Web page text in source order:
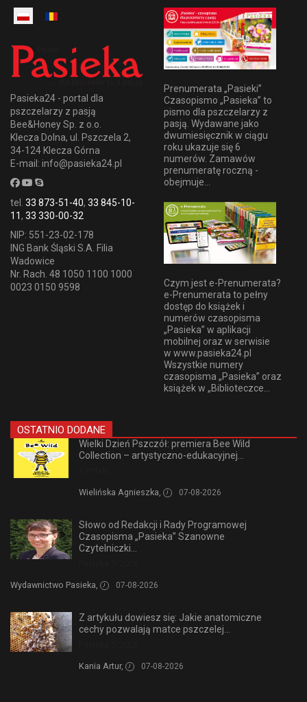
Pasieka24 - portal dla
pszczelarzy z pasją
Bee&Honey Sp. z o.o.
Klecza Dolna, ul. Pszczela 2,
34-124 Klecza Górna
E-mail: info@pasieka24.pl
tel. 33 873-51-40, 33 845-10-
11, 33 330-00-32
NIP: 551-23-02-178
ING Bank Śląski S.A. Filia
Wadowice
Nr. Rach. 48 1050 1100 1000
0023 0150 9598
Prenumerata „Pasieki”
Czasopismo „Pasieka” to
pismo dla pszczelarzy z
pasją. Wydawane jako
dwumiesięcznik w ciągu
roku ukazuje się 6
numerów. Zamawów
prenumeratę roczną -
obejmuje...
Czym jest e-Prenumerata?
e-Prenumerata to pełny
dostęp do książek i
numerów czasopisma
„Pasieka” w aplikacji
mobilnej oraz w serwisie
w www.pasieka24.pl
Wszystkie numery
czasopisma „Pasieka” oraz
książek w „Biblioteczce...
OSTATNIO DODANE
Wielki Dzień Pszczół: premiera Bee Wild
Collection – artystyczno-edukacyjnej...
Wielińska Agnieszka, 07-08-2026
Słowo od Redakcji i Rady Programowej
Czasopisma „Pasieka” Szanowne
Czytelniczki...
Wydawnictwo Pasieka, 07-08-2026
Z artykułu dowiesz się: Jakie anatomiczne
cechy pozwalają matce pszczelej...
Kania Artur, 07-08-2026